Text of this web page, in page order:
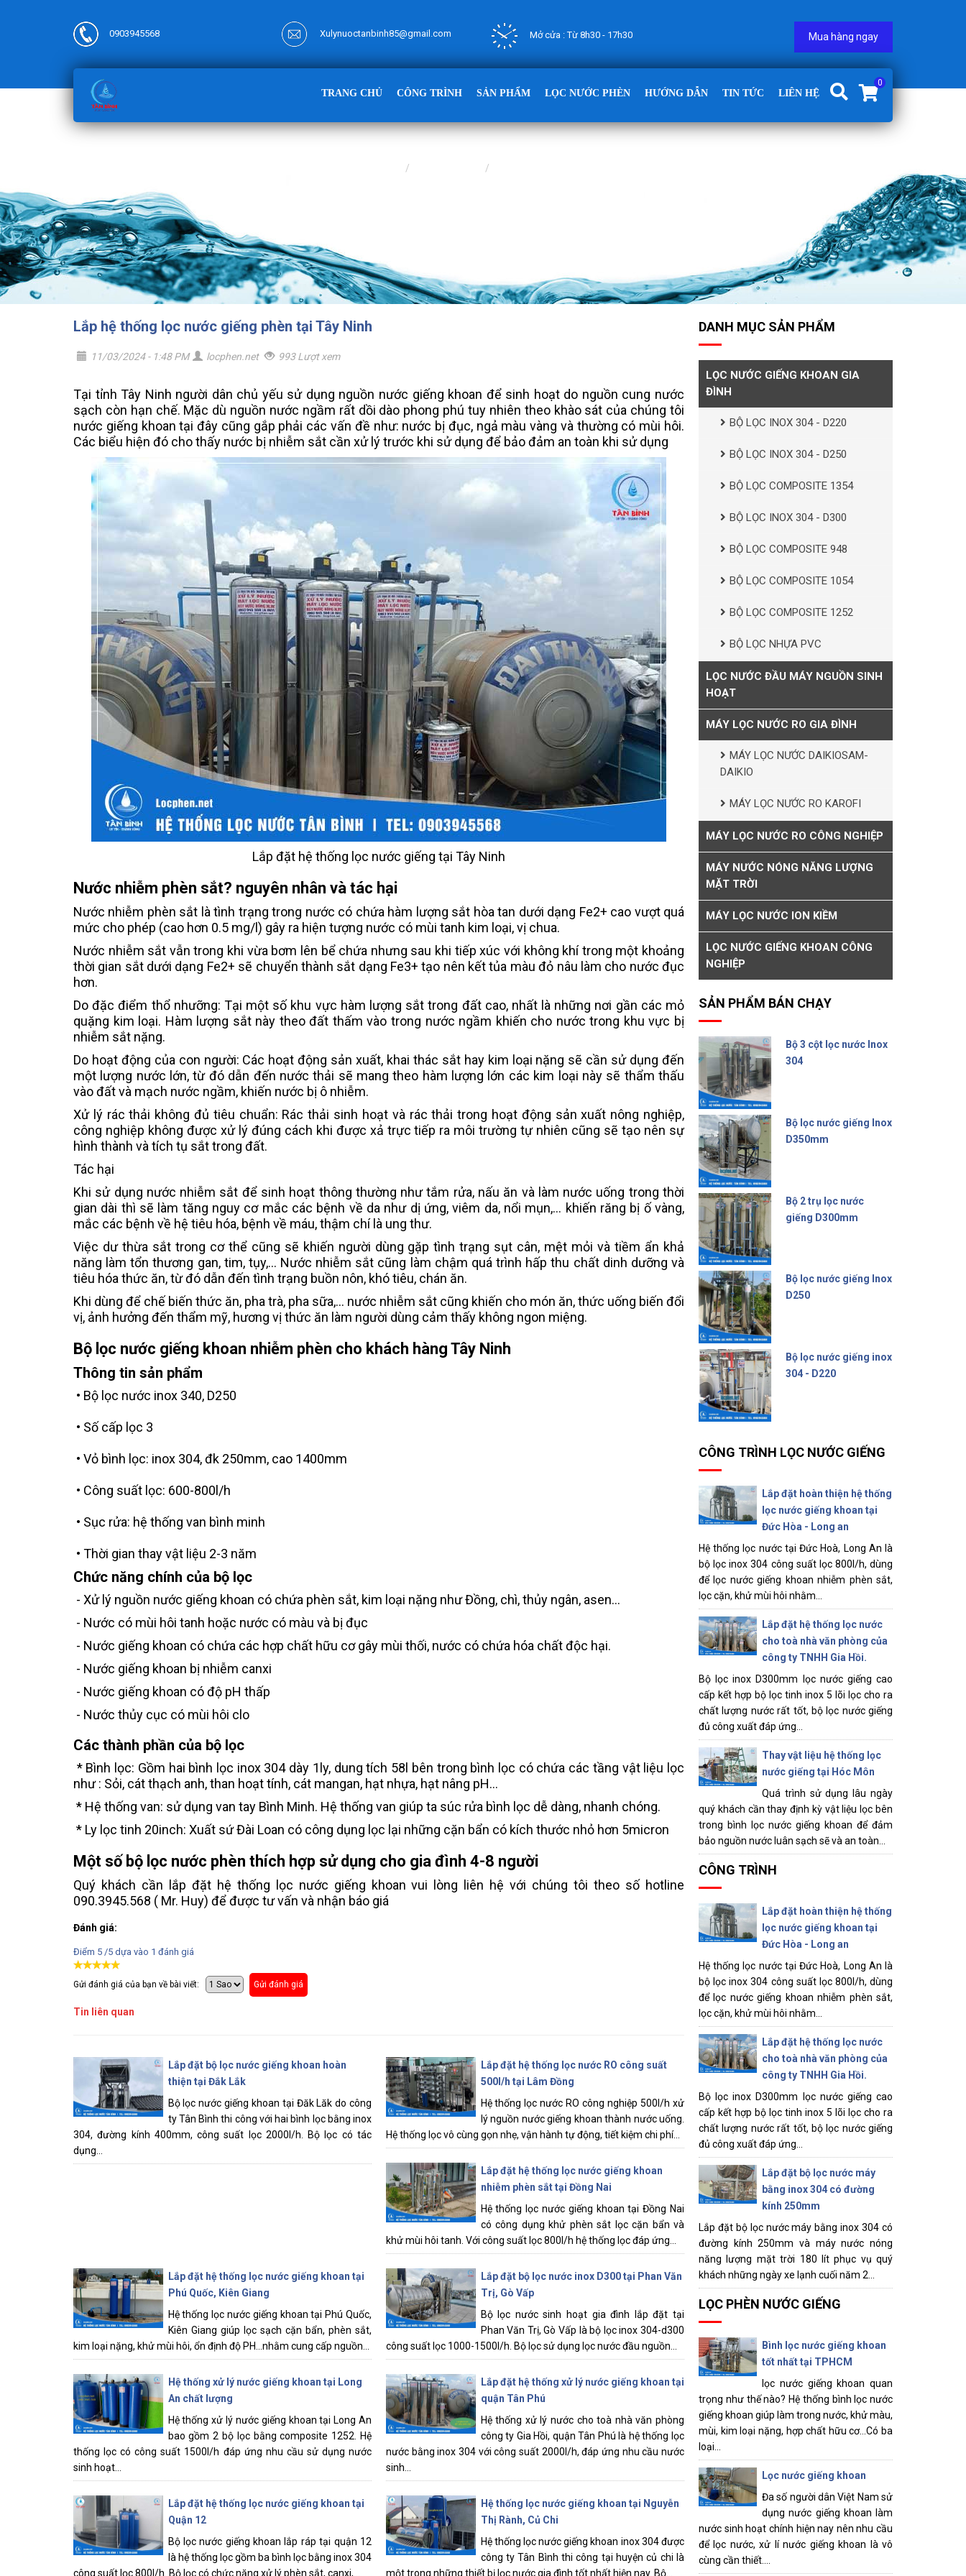
0903945568 Xulynuoctanbinh85@gmail.com Mở cửa : Từ 8h30 - 17h30 Mua hàng ngay
0
TRANG CHỦ CÔNG TRÌNH SẢN PHẨM LỌC NƯỚC PHÈN HƯỚNG DẪN TIN TỨC LIÊN HỆ
Lắp hệ thống lọc nước giếng phèn tại Tây Ninh
11/03/2024 - 1:48 PM locphen.net 993 Lượt xem
Tại tỉnh Tây Ninh người dân chủ yếu sử dụng nguồn nước giếng khoan để sinh hoạt do nguồn cung nước
sạch còn hạn chế. Mặc dù nguồn nước ngầm rất dồi dào phong phú tuy nhiên theo khào sát của chúng tôi
nước giếng khoan tại đây cũng gắp phải các vấn đề như: nước bị đục, ngả màu vàng và thường có mùi hôi.
Các biểu hiện đó cho thấy nước bị nhiễm sắt cần xử lý trước khi sử dụng để bảo đảm an toàn khi sử dụng
Lắp đặt hệ thống lọc nước giếng tại Tây Ninh
Nước nhiễm phèn sắt? nguyên nhân và tác hại
Nước nhiễm phèn sắt là tình trạng trong nước có chứa hàm lượng sắt hòa tan dưới dạng Fe2+ cao vượt quá
mức cho phép (cao hơn 0.5 mg/l) gây ra hiện tượng nước có mùi tanh kim loại, vị chua.
Nước nhiễm sắt vẫn trong khi vừa bơm lên bể chứa nhưng sau khi tiếp xúc với không khí trong một khoảng
thời gian sắt dưới dạng Fe2+ sẽ chuyển thành sắt dạng Fe3+ tạo nên kết tủa màu đỏ nâu làm cho nước đục
hơn.
Do đặc điểm thổ nhưỡng: Tại một số khu vực hàm lượng sắt trong đất cao, nhất là những nơi gần các mỏ
quặng kim loại. Hàm lượng sắt này theo đất thấm vào trong nước ngầm khiến cho nước trong khu vực bị
nhiễm sắt nặng.
Do hoạt động của con người: Các hoạt động sản xuất, khai thác sắt hay kim loại nặng sẽ cần sử dụng đến
một lượng nước lớn, từ đó dẫn đến nước thải sẽ mang theo hàm lượng lớn các kim loại này sẽ thẩm thấu
vào đất và mạch nước ngầm, khiến nước bị ô nhiễm.
Xử lý rác thải không đủ tiêu chuẩn: Rác thải sinh hoạt và rác thải trong hoạt động sản xuất nông nghiệp,
công nghiệp không được xử lý đúng cách khi được xả trực tiếp ra môi trường tự nhiên cũng sẽ tạo nên sự
hình thành và tích tụ sắt trong đất.
Tác hại
Khi sử dụng nước nhiễm sắt để sinh hoạt thông thường như tắm rửa, nấu ăn và làm nước uống trong thời
gian dài thì sẽ làm tăng nguy cơ mắc các bệnh về da như dị ứng, viêm da, nổi mụn,... khiến răng bị ố vàng,
mắc các bệnh về hệ tiêu hóa, bệnh về máu, thậm chí là ung thư.
Việc dư thừa sắt trong cơ thể cũng sẽ khiến người dùng gặp tình trạng sụt cân, mệt mỏi và tiềm ẩn khả
năng làm tổn thương gan, tim, tụy,... Nước nhiễm sắt cũng làm chậm quá trình hấp thu chất dinh dưỡng và
tiêu hóa thức ăn, từ đó dẫn đến tình trạng buồn nôn, khó tiêu, chán ăn.
Khi dùng để chế biến thức ăn, pha trà, pha sữa,... nước nhiễm sắt cũng khiến cho món ăn, thức uống biến đổi
vị, ảnh hưởng đến thẩm mỹ, hương vị thức ăn làm người dùng cảm thấy không ngon miệng.
Bộ lọc nước giếng khoan nhiễm phèn cho khách hàng Tây Ninh
Thông tin sản phẩm
• Bộ lọc nước inox 340, D250
• Số cấp lọc 3
• Vỏ bình lọc: inox 304, đk 250mm, cao 1400mm
• Công suất lọc: 600-800l/h
• Sục rửa: hệ thống van bình minh
• Thời gian thay vật liệu 2-3 năm
Chức năng chính của bộ lọc
- Xử lý nguồn nước giếng khoan có chứa phèn sắt, kim loại nặng như Đồng, chì, thủy ngân, asen...
- Nước có mùi hôi tanh hoặc nước có màu và bị đục
- Nước giếng khoan có chứa các hợp chất hữu cơ gây mùi thối, nước có chứa hóa chất độc hại.
- Nước giếng khoan bị nhiễm canxi
- Nước giếng khoan có độ pH thấp
- Nước thủy cục có mùi hôi clo
Các thành phần của bộ lọc
* Bình lọc: Gồm hai bình lọc inox 304 dày 1ly, dung tích 58l bên trong bình lọc có chứa các tầng vật liệu lọc
như : Sỏi, cát thạch anh, than hoạt tính, cát mangan, hạt nhựa, hạt nâng pH...
* Hệ thống van: sử dụng van tay Bình Minh. Hệ thống van giúp ta súc rửa bình lọc dễ dàng, nhanh chóng.
* Ly lọc tinh 20inch: Xuất sứ Đài Loan có công dụng lọc lại những cặn bẩn có kích thước nhỏ hơn 5micron
Một số bộ lọc nước phèn thích hợp sử dụng cho gia đình 4-8 người
Quý khách cần lắp đặt hệ thống lọc nước giếng khoan vui lòng liên hệ với chúng tôi theo số hotline
090.3945.568 ( Mr. Huy) để được tư vấn và nhận báo giá
Đánh giá:
Điểm 5 /5 dựa vào 1 đánh giá
Gửi đánh giá của bạn về bài viết: Gửi đánh giá
Tin liên quan
Lắp đặt bộ lọc nước giếng khoan hoàn
thiện tại Đắk Lắk
Bộ lọc nước giếng khoan tại Đăk Lăk do công
ty Tân Bình thi công với hai bình lọc bằng inox
304, đường kính 400mm, công suất lọc 2000l/h. Bộ lọc có tác
dụng...
Lắp đặt hệ thống lọc nước RO công suất
500l/h tại Lâm Đồng
Hệ thống lọc nước RO công nghiệp 500l/h xử
lý nguồn nước giếng khoan thành nước uống.
Hệ thống lọc vô cùng gọn nhẹ, vận hành tự động, tiết kiệm chi phí...
Lắp đặt hệ thống lọc nước giếng khoan
nhiễm phèn sắt tại Đồng Nai
Hệ thống lọc nước giếng khoan tại Đồng Nai
có công dụng khử phèn sắt lọc cặn bẩn và
khử mùi hôi tanh. Với công suất lọc 800l/h hệ thống lọc đáp ứng...
Lắp đặt hệ thống lọc nước giếng khoan tại
Phú Quốc, Kiên Giang
Hệ thống lọc nước giếng khoan tại Phú Quốc,
Kiên Giang giúp lọc sạch cặn bẩn, phèn sắt,
kim loại nặng, khử mùi hôi, ổn định độ PH...nhằm cung cấp nguồn...
Lắp đặt bộ lọc nước inox D300 tại Phan Văn
Trị, Gò Vấp
Bộ lọc nước sinh hoạt gia đình lắp đặt tại
Phan Văn Trị, Gò Vấp là bộ lọc inox 304-d300
công suất lọc 1000-1500l/h. Bộ lọc sử dụng lọc nước đầu nguồn...
Hệ thống xử lý nước giếng khoan tại Long
An chất lượng
Hệ thống xử lý nước giếng khoan tại Long An
bao gồm 2 bộ lọc bằng composite 1252. Hệ
thống lọc có công suất 1500l/h đáp ứng nhu cầu sử dụng nước
sinh hoạt...
Lắp đặt hệ thống xử lý nước giếng khoan tại
quận Tân Phú
Hệ thống xử lý nước cho toà nhà văn phòng
công ty Gia Hồi, quận Tân Phú là hệ thống lọc
nước bằng inox 304 với công suất 2000l/h, đáp ứng nhu cầu nước
sinh...
Lắp đặt hệ thống lọc nước giếng khoan tại
Quận 12
Bộ lọc nước giếng khoan lắp ráp tại quận 12
là hệ thống lọc gồm ba bình lọc bằng inox 304
công suất lọc 800l/h. Bộ lọc có chức năng xử lý phèn sắt, canxi,...
Hệ thống lọc nước giếng khoan tại Nguyễn
Thị Rành, Củ Chi
Hệ thống lọc nước giếng khoan inox 304 được
công ty Tân Bình thi công tại huyện củ chi là
một trong những thiết bị lọc nước gia đình tốt nhất hiện nay. Bộ...
DANH MỤC SẢN PHẨM
LỌC NƯỚC GIẾNG KHOAN GIA
ĐÌNH
BỘ LỌC INOX 304 - D220
BỘ LỌC INOX 304 - D250
BỘ LỌC COMPOSITE 1354
BỘ LỌC INOX 304 - D300
BỘ LỌC COMPOSITE 948
BỘ LỌC COMPOSITE 1054
BỘ LỌC COMPOSITE 1252
BỘ LỌC NHỰA PVC
LỌC NƯỚC ĐẦU MÁY NGUỒN SINH
HOẠT
MÁY LỌC NƯỚC RO GIA ĐÌNH
MÁY LỌC NƯỚC DAIKIOSAM-
DAIKIO
MÁY LỌC NƯỚC RO KAROFI
MÁY LỌC NƯỚC RO CÔNG NGHIỆP
MÁY NƯỚC NÓNG NĂNG LƯỢNG
MẶT TRỜI
MÁY LỌC NƯỚC ION KIỀM
LỌC NƯỚC GIẾNG KHOAN CÔNG
NGHIỆP
SẢN PHẨM BÁN CHẠY
Bộ 3 cột lọc nước Inox
304
Bộ lọc nước giếng Inox
D350mm
Bộ 2 trụ lọc nước
giếng D300mm
Bộ lọc nước giếng Inox
D250
Bộ lọc nước giếng inox
304 - D220
CÔNG TRÌNH LỌC NƯỚC GIẾNG
Lắp đặt hoàn thiện hệ thống
lọc nước giếng khoan tại
Đức Hòa - Long an
Hệ thống lọc nước tại Đức Hoà, Long An là
bộ lọc inox 304 công suất lọc 800l/h, dùng
để lọc nước giếng khoan nhiễm phèn sắt,
lọc cặn, khử mùi hôi nhằm...
Lắp đặt hệ thống lọc nước
cho toà nhà văn phòng của
công ty TNHH Gia Hồi.
Bộ lọc inox D300mm lọc nước giếng cao
cấp kết hợp bộ lọc tinh inox 5 lõi lọc cho ra
chất lượng nước rất tốt, bộ lọc nước giếng
đủ công xuất đáp ứng...
Thay vật liệu hệ thống lọc
nước giếng tại Hóc Môn
Quá trình sử dụng lâu ngày
quý khách cần thay định kỳ vật liệu lọc bên
trong bình lọc nước giếng khoan để đảm
bảo nguồn nước luân sạch sẽ và an toàn...
CÔNG TRÌNH
Lắp đặt hoàn thiện hệ thống
lọc nước giếng khoan tại
Đức Hòa - Long an
Hệ thống lọc nước tại Đức Hoà, Long An là
bộ lọc inox 304 công suất lọc 800l/h, dùng
để lọc nước giếng khoan nhiễm phèn sắt,
lọc cặn, khử mùi hôi nhằm...
Lắp đặt hệ thống lọc nước
cho toà nhà văn phòng của
công ty TNHH Gia Hồi.
Bộ lọc inox D300mm lọc nước giếng cao
cấp kết hợp bộ lọc tinh inox 5 lõi lọc cho ra
chất lượng nước rất tốt, bộ lọc nước giếng
đủ công xuất đáp ứng...
Lắp đặt bộ lọc nước máy
bằng inox 304 có đường
kính 250mm
Lắp đặt bộ lọc nước máy bằng inox 304 có
đường kính 250mm và máy nước nóng
năng lượng mặt trời 180 lít phục vụ quý
khách những ngày xe lạnh cuối năm 2...
LỌC PHÈN NƯỚC GIẾNG
Bình lọc nước giếng khoan
tốt nhất tại TPHCM
lọc nước giếng khoan quan
trọng như thế nào? Hệ thống bình lọc nước
giếng khoan giúp làm trong nước, khử màu,
mùi, kim loại nặng, hợp chất hữu cơ...Có ba
loại...
Lọc nước giếng khoan
Đa số người dân Việt Nam sử
dụng nước giếng khoan làm
nước sinh hoạt chính hiện nay nên nhu cầu
để lọc nước, xử lí nước giếng khoan là vô
cùng cần thiết....